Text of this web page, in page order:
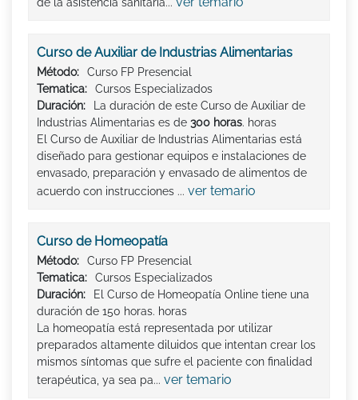
de la asistencia sanitaria...
Curso de Auxiliar de Industrias Alimentarias
Método:
Curso FP Presencial
Tematica:
Cursos Especializados
Duración:
La duración de este Curso de Auxiliar de
Industrias Alimentarias es de 300 horas. horas
El Curso de Auxiliar de Industrias Alimentarias está
diseñado para gestionar equipos e instalaciones de
envasado, preparación y envasado de alimentos de
acuerdo con instrucciones ... ver temario
Curso de Homeopatía
Método:
Curso FP Presencial
Tematica:
Cursos Especializados
Duración:
El Curso de Homeopatía Online tiene una
duración de 150 horas. horas
La homeopatía está representada por utilizar
preparados altamente diluidos que intentan crear los
mismos síntomas que sufre el paciente con finalidad
terapéutica, ya sea pa... ver temario